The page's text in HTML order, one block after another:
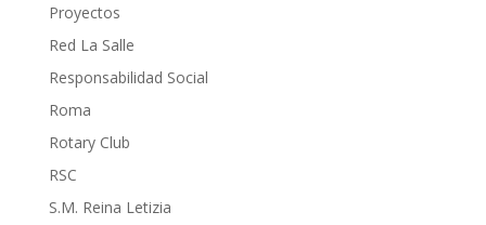
Proyectos
Red La Salle
Responsabilidad Social
Roma
Rotary Club
RSC
S.M. Reina Letizia